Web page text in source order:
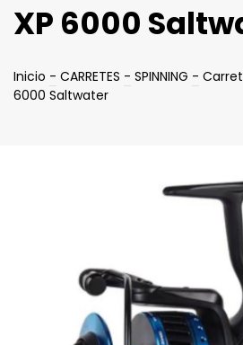
XP 6000
Inicio - CARRETES - SPINNING -
6000 Saltwater